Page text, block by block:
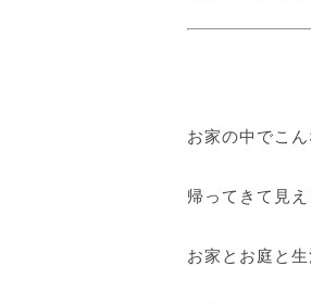
お家の中でこ
帰ってきて見
お家とお庭と